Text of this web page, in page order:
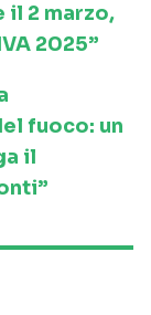
il 2 marzo,
2025”
fuoco: un
il